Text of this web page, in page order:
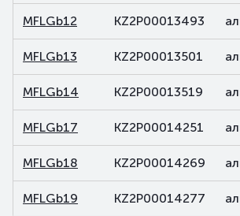
MFLGb12 KZ2P00013493
MFLGb13 KZ2P00013501
MFLGb14 KZ2P00013519
MFLGb17 KZ2P00014251
MFLGb18 KZ2P00014269
MFLGb19 KZ2P00014277